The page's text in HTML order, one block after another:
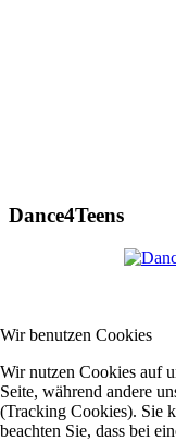
Dance4Teens
Wir benutzen Cookies
Wir nutzen Cookies auf
Seite, während andere
(Tracking Cookies). Sie
beachten Sie, dass bei